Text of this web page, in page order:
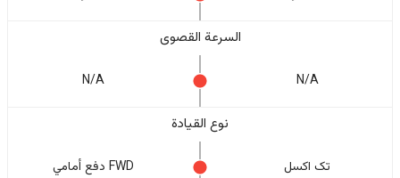
السرعة القصوى
N/A
N/A
نوع القيادة
تک اکسل FWD دفع أمامي